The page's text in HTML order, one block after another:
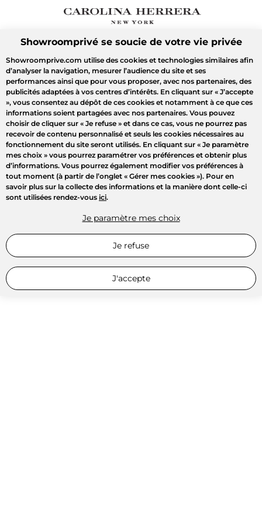
Showroomprivé se soucie de votre vie privée
Showroomprive.com utilise des cookies et technologies similaires afin
d’analyser la navigation, mesurer l’audience du site et ses
performances ainsi que pour vous proposer, avec nos partenaires, des
publicités adaptées à vos centres d’intérêts. En cliquant sur « J’accepte
», vous consentez au dépôt de ces cookies et notamment à ce que ces
informations soient partagées avec nos partenaires. Vous pouvez
choisir de cliquer sur « Je refuse » et dans ce cas, vous ne pourrez pas
recevoir de contenu personnalisé et seuls les cookies nécessaires au
fonctionnement du site seront utilisés. En cliquant sur « Je paramètre
mes choix » vous pourrez paramétrer vos préférences et obtenir plus
d’informations. Vous pourrez également modifier vos préférences à
tout moment (à partir de l’onglet « Gérer mes cookies »). Pour en
savoir plus sur la collecte des informations et la manière dont celle-ci
sont utilisées rendez-vous ici.
Je paramètre mes choix
Je refuse
J'accepte